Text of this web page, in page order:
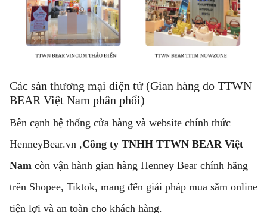
Các sàn thương mại điện tử (Gian hàng do TTWN
BEAR Việt Nam phân phối)
Bên cạnh hệ thống cửa hàng và website chính thức
HenneyBear.vn ,Công ty TNHH TTWN BEAR Việt
Nam còn vận hành gian hàng Henney Bear chính hãng
trên Shopee, Tiktok, mang đến giải pháp mua sắm online
tiện lợi và an toàn cho khách hàng.